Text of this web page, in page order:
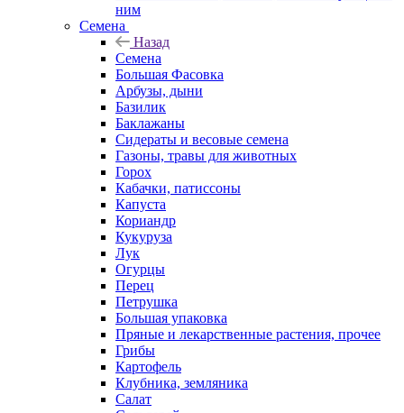
ним
Семена
Назад
Семена
Большая Фасовка
Арбузы, дыни
Базилик
Баклажаны
Сидераты и весовые семена
Газоны, травы для животных
Горох
Кабачки, патиссоны
Капуста
Кориандр
Кукуруза
Лук
Огурцы
Перец
Петрушка
Большая упаковка
Пряные и лекарственные растения, прочее
Грибы
Картофель
Клубника, земляника
Салат